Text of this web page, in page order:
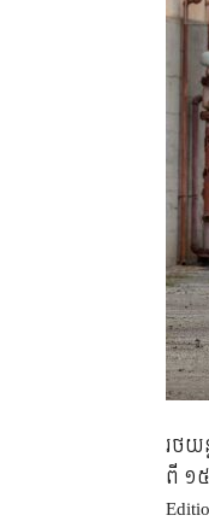
រថយ
ពី ១៥